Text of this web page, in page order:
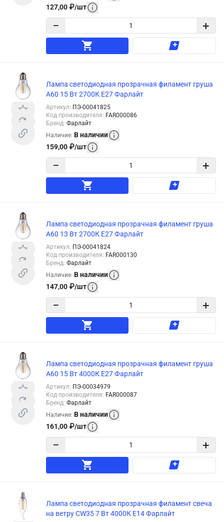
127,00 ₽/шт
− +
Лампа светодиодная прозрачная филамент груша
А60 15 Вт 2700К Е27 Фарлайт
Артикул: ПЭ-00041825
Код производителя: FAR000086
Бренд: Фарлайт
Наличие: В наличии
159,00 ₽/шт
− +
Лампа светодиодная прозрачная филамент груша
А60 13 Вт 2700К Е27 Фарлайт
Артикул: ПЭ-00041824
Код производителя: FAR000130
Бренд: Фарлайт
Наличие: В наличии
147,00 ₽/шт
− +
Лампа светодиодная прозрачная филамент груша
А60 15 Вт 4000К Е27 Фарлайт
Артикул: ПЭ-00034979
Код производителя: FAR000087
Бренд: Фарлайт
Наличие: В наличии
161,00 ₽/шт
− +
Лампа светодиодная прозрачная филамент свеча
на ветру СW35 7 Вт 4000К Е14 Фарлайт